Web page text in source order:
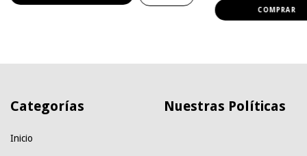
Categorías
Inicio
Nuestras Políticas